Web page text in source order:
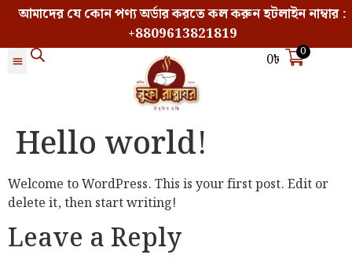
আমাদের যে কোন পণ্য অর্ডার করতে কল করুন হটলাইন নাম্বার :
+8809613821819
0৳ 0
Hello world!
Welcome to WordPress. This is your first post. Edit or
delete it, then start writing!
Leave a Reply